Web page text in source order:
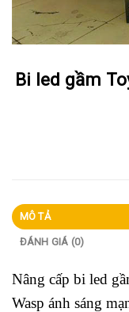
Bi led gầm
MÔ TẢ
ĐÁNH GIÁ (0)
Nâng cấp bi led
Wasp ánh sáng